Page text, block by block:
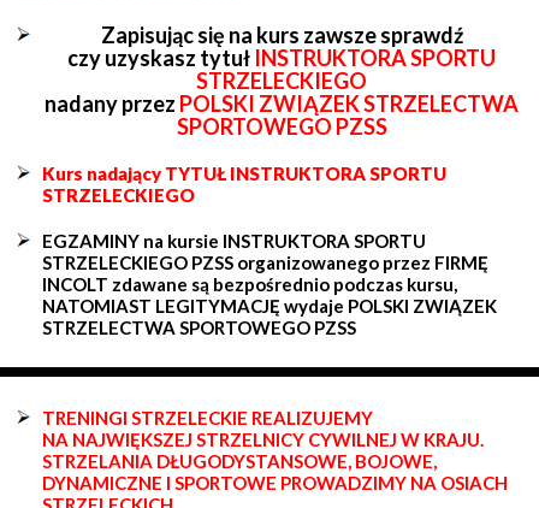
Zapisując się na kurs zawsze sprawdź
czy uzyskasz tytuł INSTRUKTORA SPORTU
STRZELECKIEGO
nadany przez POLSKI ZWIĄZEK STRZELECTWA
SPORTOWEGO PZSS
Kurs nadający TYTUŁ INSTRUKTORA SPORTU
STRZELECKIEGO
EGZAMINY na kursie INSTRUKTORA SPORTU
STRZELECKIEGO PZSS organizowanego przez FIRMĘ
INCOLT zdawane są bezpośrednio podczas kursu,
NATOMIAST LEGITYMACJĘ wydaje POLSKI ZWIĄZEK
STRZELECTWA SPORTOWEGO PZSS
TRENINGI STRZELECKIE REALIZUJEMY
NA NAJWIĘKSZEJ STRZELNICY CYWILNEJ W KRAJU.
STRZELANIA DŁUGODYSTANSOWE, BOJOWE,
DYNAMICZNE I SPORTOWE PROWADZIMY NA OSIACH